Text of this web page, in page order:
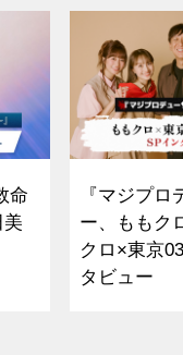
命
『マジプロ
ー、ももク
クロ×東京
タビュー